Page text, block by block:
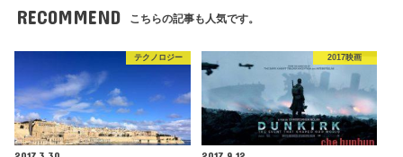
RECOMMEND こちらの記事も人気です。
テクノロジー 2017映画